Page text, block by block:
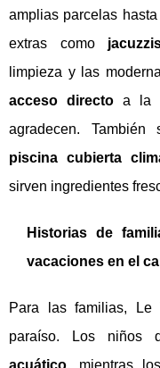
amplias parcelas hasta
extras como
limpieza y las
acceso directo a la
agradecen.
piscina cubierta
sirven ingredientes
Historias de
vacaciones en el
Para las familias,
paraíso. Los niños